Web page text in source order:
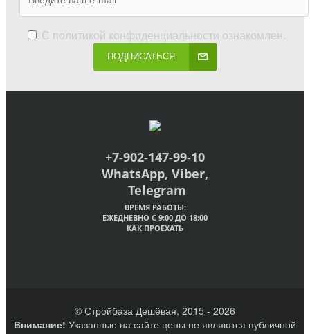
С политикой конфиденциальности ознакомлен.
ПОДПИСАТЬСЯ
+7-902-147-99-10
WhatsApp, Viber,
Telegram
ВРЕМЯ РАБОТЫ:
ЕЖЕДНЕВНО С 9:00 ДО 18:00
КАК ПРОЕХАТЬ
© Стройбаза Дешёвая, 2015 - 2026
Внимание! Указанные на сайте цены не являются публичной